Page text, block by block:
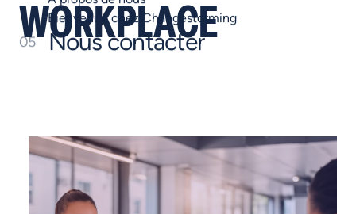
Bienvenue chez Changestorming
05 Nous contacter
WORKPLACE